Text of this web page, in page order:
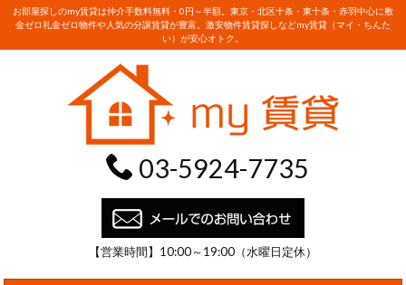
お部屋探しのmy賃貸は仲介手数料無料・0円～半額。東京・北区十条・東十条・赤羽中心に敷
金ゼロ礼金ゼロ物件や人気の分譲賃貸が豊富。激安物件賃貸探しなどmy賃貸（マイ・ちんた
い）が安心オトク。
03-5924-7735
【営業時間】10:00～19:00（水曜日定休）